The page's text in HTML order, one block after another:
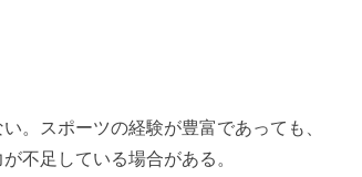
。スポーツの経験が豊富であっても、
不足している場合がある。